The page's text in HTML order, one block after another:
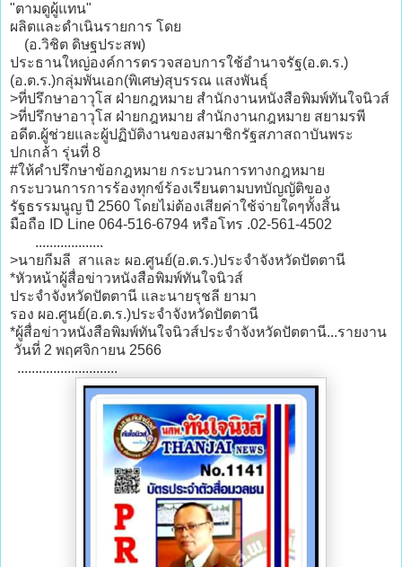
"ตามดูผู้แทน"
ผลิตและดำเนินรายการ โดย
(อ.วิชิต ดิษฐประสพ)
ประธานใหญ่องค์การตรวจสอบการใช้อำนาจรัฐ(อ.ต.ร.)
(อ.ต.ร.)กลุ่มพันเอก(พิเศษ)สุบรรณ แสงพันธุ์
>ที่ปรึกษาอาวุโส ฝ่ายกฎหมาย สำนักงานหนังสือพิมพ์ทันใจนิวส์
>ที่ปรึกษาอาวุโส ฝ่ายกฎหมาย สำนักงานกฎหมาย สยามรพี
อดีต.ผู้ช่วยและผู้ปฏิบัติงานของสมาชิกรัฐสภาสถาบันพระ
ปกเกล้า รุ่นที่ 8
#ให้คำปรึกษาข้อกฎหมาย กระบวนการทางกฎหมาย
กระบวนการการร้องทุกข์ร้องเรียนตามบทบัญญัติของ
รัฐธรรมนูญ ปี 2560 โดยไม่ต้องเสียค่าใช้จ่ายใดๆทั้งสิ้น
มือถือ ID Line 064-516-6794 หรือโทร .02-561-4502
...................
>นายกีมลี สาและ ผอ.ศูนย์(อ.ต.ร.)ประจำจังหวัดปัตตานี
*หัวหน้าผู้สื่อข่าวหนังสือพิมพ์ทันใจนิวส์
ประจำจังหวัดปัตตานี และนายรุชลี ยามา
รอง ผอ.ศูนย์(อ.ต.ร.)ประจำจังหวัดปัตตานี
*ผู้สื่อข่าวหนังสือพิมพ์ทันใจนิวส์ประจำจังหวัดปัตตานี...รายงาน
วันที่ 2 พฤศจิกายน 2566
............................